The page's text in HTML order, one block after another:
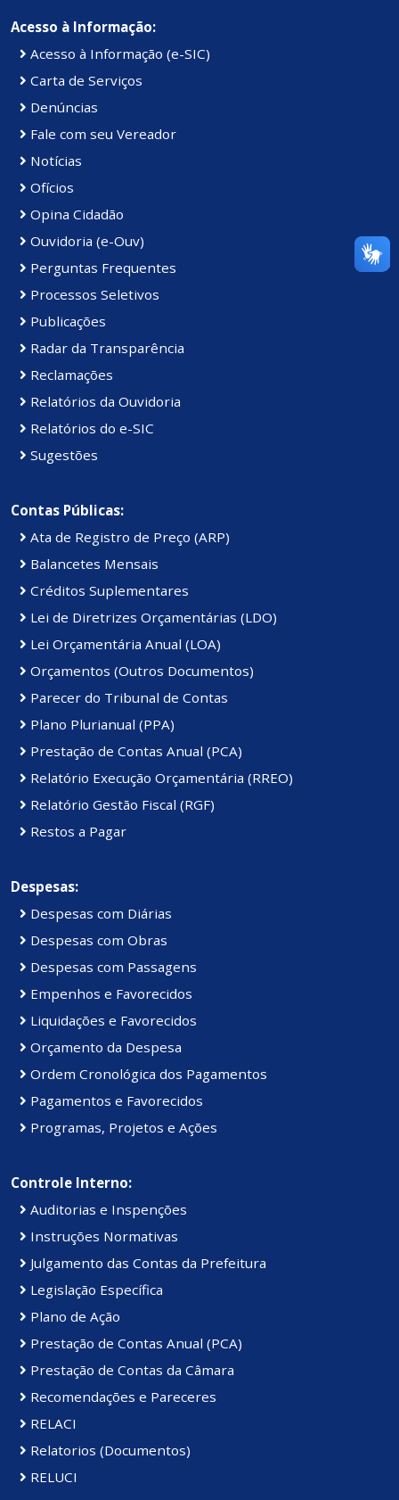
Acesso à Informação:
Acesso à Informação (e-SIC)
Carta de Serviços
Denúncias
Fale com seu Vereador
Notícias
Ofícios
Opina Cidadão
Ouvidoria (e-Ouv)
Perguntas Frequentes
Processos Seletivos
Publicações
Radar da Transparência
Reclamações
Relatórios da Ouvidoria
Relatórios do e-SIC
Sugestões
Contas Públicas:
Ata de Registro de Preço (ARP)
Balancetes Mensais
Créditos Suplementares
Lei de Diretrizes Orçamentárias (LDO)
Lei Orçamentária Anual (LOA)
Orçamentos (Outros Documentos)
Parecer do Tribunal de Contas
Plano Plurianual (PPA)
Prestação de Contas Anual (PCA)
Relatório Execução Orçamentária (RREO)
Relatório Gestão Fiscal (RGF)
Restos a Pagar
Despesas:
Despesas com Diárias
Despesas com Obras
Despesas com Passagens
Empenhos e Favorecidos
Liquidações e Favorecidos
Orçamento da Despesa
Ordem Cronológica dos Pagamentos
Pagamentos e Favorecidos
Programas, Projetos e Ações
Controle Interno:
Auditorias e Inspenções
Instruções Normativas
Julgamento das Contas da Prefeitura
Legislação Específica
Plano de Ação
Prestação de Contas Anual (PCA)
Prestação de Contas da Câmara
Recomendações e Pareceres
RELACI
Relatorios (Documentos)
RELUCI